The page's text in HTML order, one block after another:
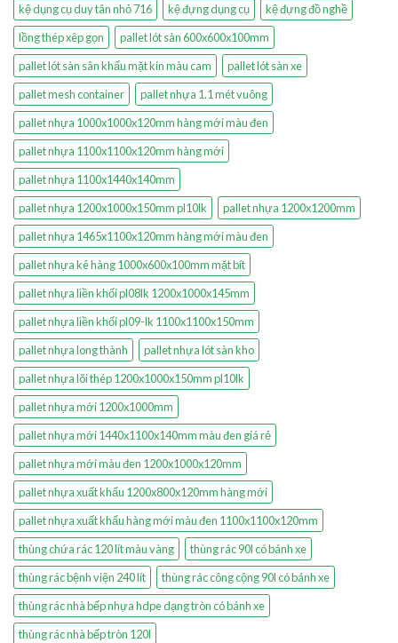
kệ dụng cụ duy tân nhỏ 716
kệ đựng dụng cụ
kệ đựng đồ nghề
lồng thép xêp gọn
pallet lót sàn 600x600x100mm
pallet lót sàn sân khấu mặt kín màu cam
pallet lót sàn xe
pallet mesh container
pallet nhựa 1.1 mét vuông
pallet nhựa 1000x1000x120mm hàng mới màu đen
pallet nhựa 1100x1100x120mm hàng mới
pallet nhựa 1100x1440x140mm
pallet nhựa 1200x1000x150mm pl10lk
pallet nhựa 1200x1200mm
pallet nhựa 1465x1100x120mm hàng mới màu đen
pallet nhựa kê hàng 1000x600x100mm mặt bít
pallet nhựa liền khối pl08lk 1200x1000x145mm
pallet nhựa liền khối pl09-lk 1100x1100x150mm
pallet nhựa long thành
pallet nhựa lót sàn kho
pallet nhựa lõi thép 1200x1000x150mm pl10lk
pallet nhựa mới 1200x1000mm
pallet nhựa mới 1440x1100x140mm màu đen giá rẻ
pallet nhựa mới màu đen 1200x1000x120mm
pallet nhựa xuất khẩu 1200x800x120mm hàng mới
pallet nhựa xuất khẩu hàng mới màu đen 1100x1100x120mm
thùng chứa rác 120 lít màu vàng
thùng rác 90l có bánh xe
thùng rác bệnh viện 240 lít
thùng rác công cộng 90l có bánh xe
thùng rác nhà bếp nhựa hdpe dạng tròn có bánh xe
thùng rác nhà bếp tròn 120l